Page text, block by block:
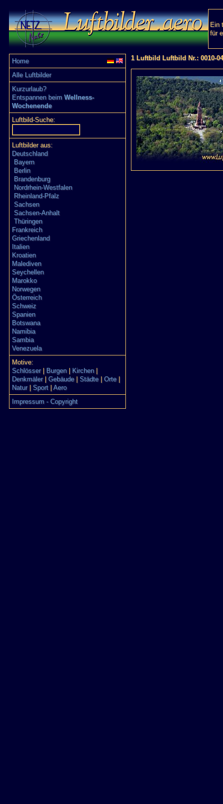
Ein
für
Home
Alle Luftbilder
Kurzurlaub?
Entspannen beim Wellness-
Wochenende
Luftbild-Suche:
Luftbilder aus:
Deutschland
Bayern
Berlin
Brandenburg
Nordrhein-Westfalen
Rheinland-Pfalz
Sachsen
Sachsen-Anhalt
Thüringen
Frankreich
Griechenland
Italien
Kroatien
Malediven
Seychellen
Marokko
Norwegen
Österreich
Schweiz
Spanien
Botswana
Namibia
Sambia
Venezuela
Motive:
Schlösser| Burgen| Kirchen|
Denkmäler| Gebäude| Städte| Orte|
Natur| Sport
Aero
Impressum - Copyright
1 Luftbild Luftbild Nr.: 0010-